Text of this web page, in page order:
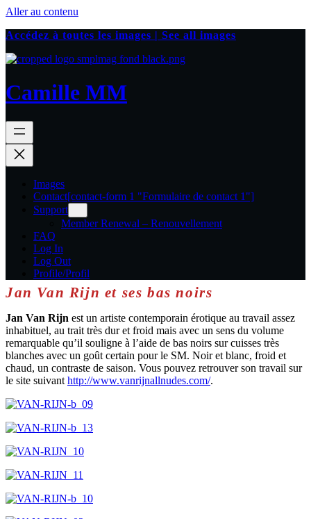
Aller au contenu
Accédez à toutes les images | See all images
Camille MM
Images
Contact[contact-form 1 "Formulaire de contact 1"]
Support
Member Renewal – Renouvellement
FAQ
Log In
Log Out
Profile/Profil
Jan Van Rijn et ses bas noirs
Jan Van Rijn est un artiste contemporain érotique au travail assez
inhabituel, au trait très dur et froid mais avec un sens du volume
remarquable qu’il souligne à l’aide de bas noirs sur cuisses très
blanches avec un goût certain pour le SM. Noir et blanc, froid et
chaud, un contraste de saison. Vous pouvez retrouver son travail sur
le site suivant http://www.vanrijnallnudes.com/.